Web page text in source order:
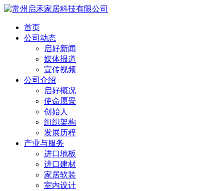
首页
公司动态
启好新闻
媒体报道
宣传视频
公司介绍
启好概况
使命愿景
创始人
组织架构
发展历程
产业与服务
进口地板
进口建材
家居软装
室内设计